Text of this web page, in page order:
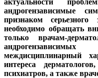
андрогензависимые
признаком
необходимо обращать
только врачам-
междисциплинарный
интереса
психиатров, а также